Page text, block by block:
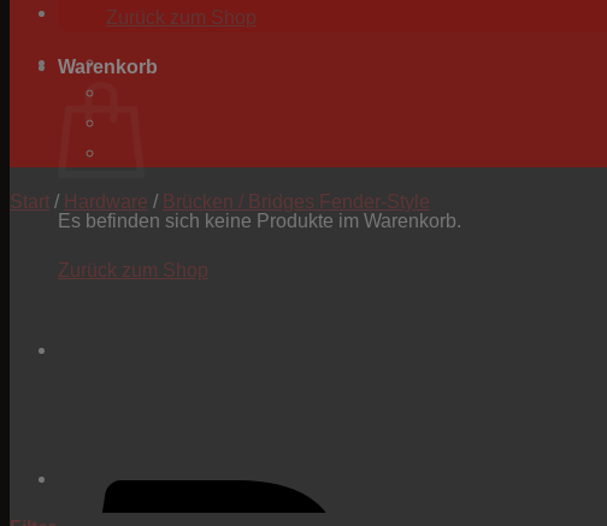
Zurück zum Shop
Warenkorb
Es befinden sich keine Produkte im Warenkorb.
Zurück zum Shop
Start / Hardware / Brücken / Bridges Fender-Style